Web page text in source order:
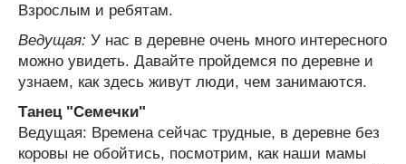
Взрослым и ребятам.
Ведущая: У нас в деревне очень много интересного
можно увидеть. Давайте пройдемся по деревне и
узнаем, как здесь живут люди, чем занимаются.
Танец "Семечки"
Ведущая: Времена сейчас трудные, в деревне без
коровы не обойтись, посмотрим, как наши мамы